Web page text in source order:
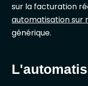
sur la facturation
automatisation sur
générique.